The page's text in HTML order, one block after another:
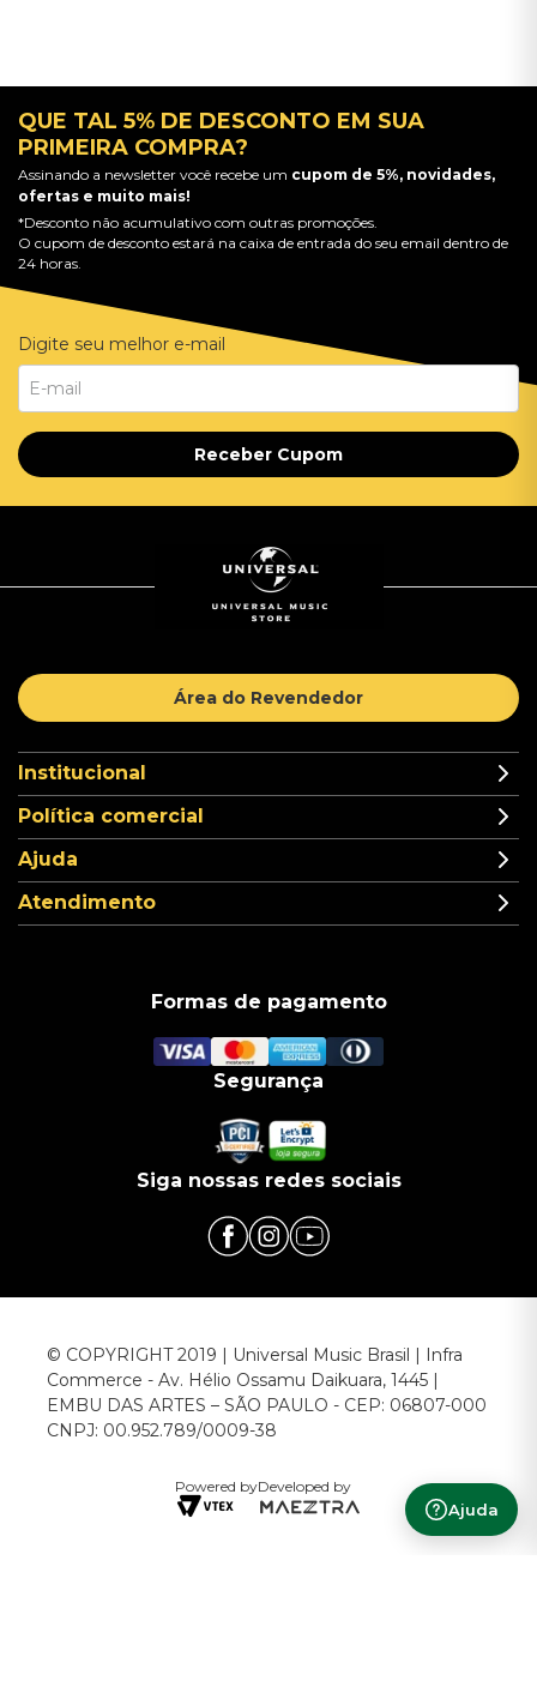
Ajuda
QUE TAL 5% DE DESCONTO EM SUA
PRIMEIRA COMPRA?
Assinando a newsletter você recebe um cupom de 5%, novidades,
ofertas e muito mais!
*Desconto não acumulativo com outras promoções.
O cupom de desconto estará na caixa de entrada do seu email dentro de
24 horas.
Digite seu melhor e-mail
Receber Cupom
Área do Revendedor
Institucional
Política comercial
Ajuda
Atendimento
Formas de pagamento
Segurança
Siga nossas redes sociais
© COPYRIGHT 2019 | Universal Music Brasil | Infra
Commerce - Av. Hélio Ossamu Daikuara, 1445 |
EMBU DAS ARTES – SÃO PAULO - CEP: 06807-000
CNPJ: 00.952.789/0009-38
Powered byDeveloped by